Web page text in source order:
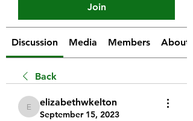
Join
Discussion Media Members About
Back
elizabethwkelton
elizabethwkelton
September 15, 2023